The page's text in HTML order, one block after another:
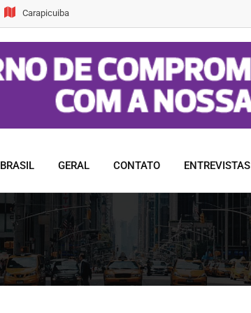
Carapicuiba
BRASIL GERAL CONTATO ENTREVISTAS